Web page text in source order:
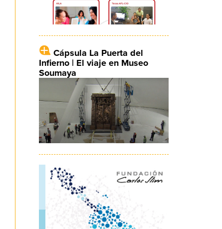
Cápsula La Puerta del
Infierno | El viaje en Museo
Soumaya